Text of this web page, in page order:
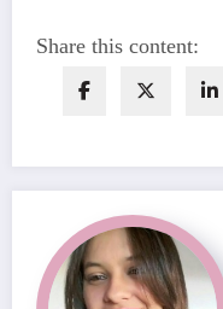
Share this content: